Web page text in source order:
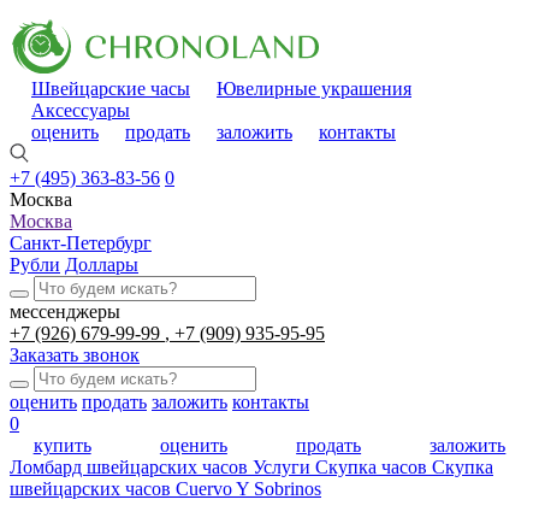
Швейцарские часы
Ювелирные украшения
Аксессуары
оценить
продать заложить контакты
+7 (495) 363-83-56 0
Москва
Москва
Санкт-Петербург
Рубли Доллары
мессенджеры
+7 (926) 679-99-99
+7 (909) 935-95-95
Заказать звонок
оценить продать заложить контакты
0
купить
оценить продать
заложить
Ломбард швейцарских часов Услуги Скупка часов Скупка
швейцарских часов Cuervo Y Sobrinos